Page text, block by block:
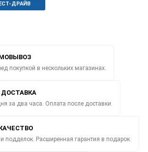
ДРАЙВ
покупкой в нескольких магазинах.
за два часа. Оплата после доставки.
подделок. Расширенная гарантия в подарок.